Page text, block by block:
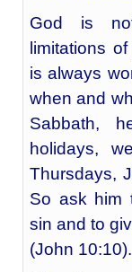
God is
limitations
is always
when and
Sabbath,
holidays,
Thursdays,
So ask him
sin and to
(John 10:10).